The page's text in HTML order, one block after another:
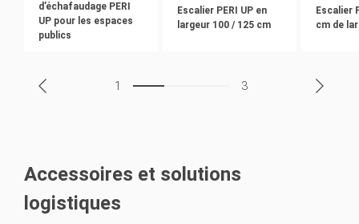
d’échafaudage PERI
UP pour les espaces
publics
Escalier PERI UP en
largeur 100 / 125 cm
Escalier
cm de
1 3
Accessoires et solutions
logistiques